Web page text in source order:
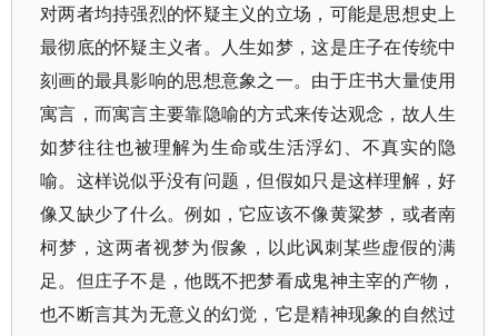
对两者均持强烈的怀疑主义的立场，可能是思想史上
最彻底的怀疑主义者。人生如梦，这是庄子在传统中
刻画的最具影响的思想意象之一。由于庄书大量使用
寓言，而寓言主要靠隐喻的方式来传达观念，故人生
如梦往往也被理解为生命或生活浮幻、不真实的隐
喻。这样说似乎没有问题，但假如只是这样理解，好
像又缺少了什么。例如，它应该不像黄粱梦，或者南
柯梦，这两者视梦为假象，以此讽刺某些虚假的满
足。但庄子不是，他既不把梦看成鬼神主宰的产物，
也不断言其为无意义的幻觉，它是精神现象的自然过